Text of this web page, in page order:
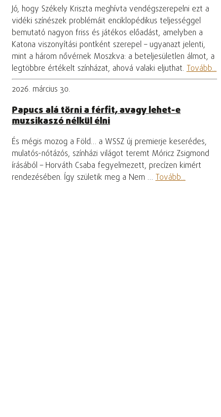
Jó, hogy Székely Kriszta meghívta vendégszerepelni ezt a
vidéki színészek problémáit enciklopédikus teljességgel
bemutató nagyon friss és játékos előadást, amelyben a
Katona viszonyítási pontként szerepel – ugyanazt jelenti,
mint a három nővérnek Moszkva: a beteljesületlen álmot, a
legtöbbre értékelt színházat, ahová valaki eljuthat. Tovább...
2026. március 30.
Papucs alá törni a férfit, avagy lehet-e
muzsikaszó nélkül élni
És mégis mozog a Föld… a WSSZ új premierje keserédes,
mulatós-nótázós, színházi világot teremt Móricz Zsigmond
írásából – Horváth Csaba fegyelmezett, precízen kimért
rendezésében. Így születik meg a Nem … Tovább...